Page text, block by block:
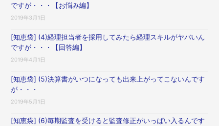
ですが・・・【お悩み編】
2019年3月1日
[知恵袋] (4)経理担当者を採用してみたら経理スキルがヤバいん
ですが・・・【回答編】
2019年4月1日
[知恵袋] (5)決算書がいつになっても出来上がってこないんです
が・・・
2019年5月1日
[知恵袋] (6)毎期監査を受けると監査修正がいっぱい入るんです